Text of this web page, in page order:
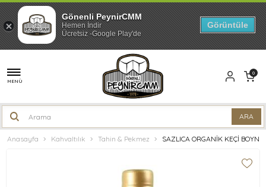
MENÜ
0
Anasayfa Kahvaltılık Tahin & Pekmez SAZLICA ORGANİK KEÇİ
Gönenli PeynirCMM
Hemen İndir
Ücretsiz -Google Play'de
Görüntüle